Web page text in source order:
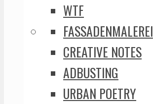
WTF
FASSADENMALEREI
CREATIVE NOTES
ADBUSTING
URBAN POETRY